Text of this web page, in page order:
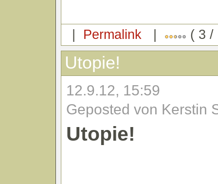
Permalink| ( 3 /
Utopie!
12.9.12, 15:59
Geposted von Kerstin
Utopie!